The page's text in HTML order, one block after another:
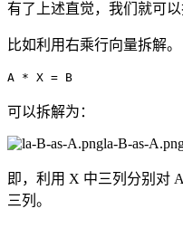
有了上述直觉，我们就可
比如利用右乘行向量拆解。
A * X = B
可以拆解为：
la-B-as-
即，利用 X 中三列分别对
三列。